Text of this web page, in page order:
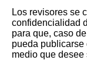
Los revisores se
confidencialidad
para que, caso
pueda
medio que desee